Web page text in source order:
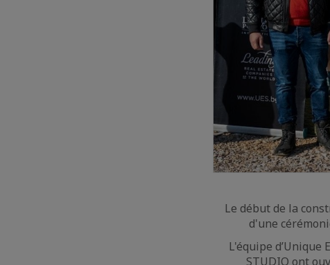
Le début de la
d'une
L'équipe d’Unique
STUDIO ont